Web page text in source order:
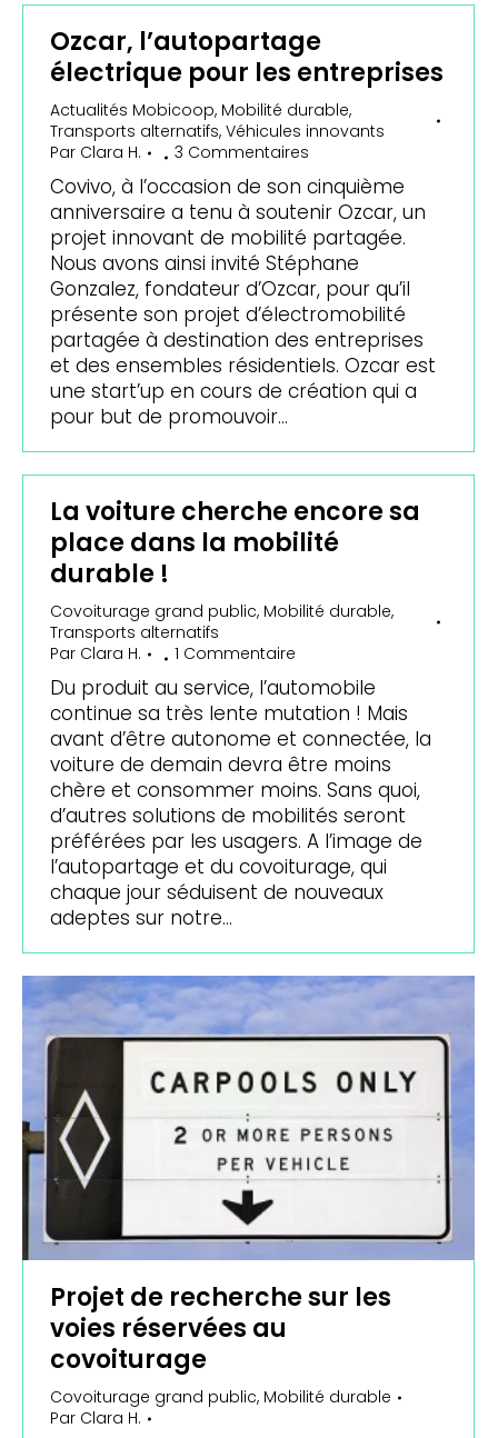
Ozcar, l’autopartage
électrique pour les entreprises
Actualités Mobicoop, Mobilité durable,
Transports alternatifs, Véhicules innovants
Par Clara H. 3 Commentaires
Covivo, à l’occasion de son cinquième
anniversaire a tenu à soutenir Ozcar, un
projet innovant de mobilité partagée.
Nous avons ainsi invité Stéphane
Gonzalez, fondateur d’Ozcar, pour qu’il
présente son projet d’électromobilité
partagée à destination des entreprises
et des ensembles résidentiels. Ozcar est
une start’up en cours de création qui a
pour but de promouvoir…
La voiture cherche encore sa
place dans la mobilité
durable !
Covoiturage grand public, Mobilité durable,
Transports alternatifs
Par Clara H. 1 Commentaire
Du produit au service, l’automobile
continue sa très lente mutation ! Mais
avant d’être autonome et connectée, la
voiture de demain devra être moins
chère et consommer moins. Sans quoi,
d’autres solutions de mobilités seront
préférées par les usagers. A l’image de
l’autopartage et du covoiturage, qui
chaque jour séduisent de nouveaux
adeptes sur notre…
Projet de recherche sur les
voies réservées au
covoiturage
Covoiturage grand public, Mobilité durable
Par Clara H.